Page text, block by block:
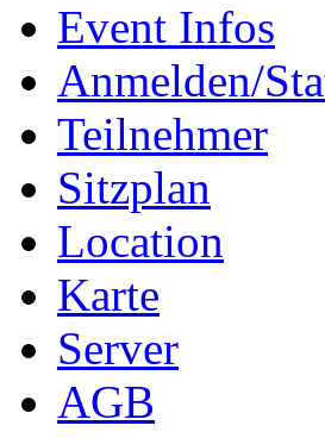
Event Infos
Anmelden/
Teilnehmer
Sitzplan
Location
Karte
Server
AGB